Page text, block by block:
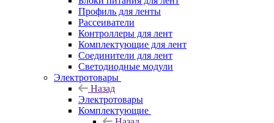
Профиль для ленты
Рассеиватели
Контроллеры для лент
Комплектующие для лент
Соединители для лент
Светодиодные модули
Электротовары
Назад
Электротовары
Комплектующие